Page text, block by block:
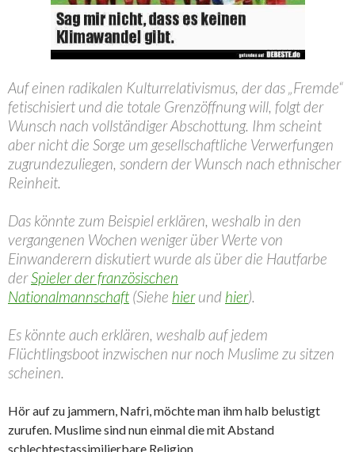
Auf einen radikalen Kulturrelativismus, der das „Fremde“
fetischisiert und die totale Grenzöffnung will, folgt der
Wunsch nach vollständiger Abschottung. Ihm scheint
aber nicht die Sorge um gesellschaftliche Verwerfungen
zugrundezuliegen, sondern der Wunsch nach ethnischer
Reinheit.
Das könnte zum Beispiel erklären, weshalb in den
vergangenen Wochen weniger über Werte von
Einwanderern diskutiert wurde als über die Hautfarbe
derSpieler der französischen
Nationalmannschaft(Siehe hierund hier).
Es könnte auch erklären, weshalb auf jedem
Flüchtlingsboot inzwischen nur noch Muslime zu sitzen
scheinen.
Hör auf zu jammern, Nafri, möchte man ihm halb belustigt
zurufen. Muslime sind nun einmal die mit Abstand
schlechtestassimilierbare Religion…